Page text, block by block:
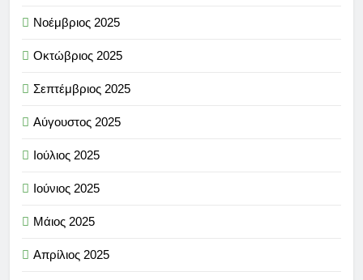
Νοέμβριος 2025
Οκτώβριος 2025
Σεπτέμβριος 2025
Αύγουστος 2025
Ιούλιος 2025
Ιούνιος 2025
Μάιος 2025
Απρίλιος 2025